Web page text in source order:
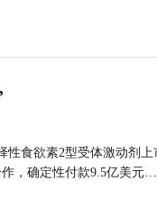
性食欲素2型受体激动剂
，确定性付款9.5亿美元